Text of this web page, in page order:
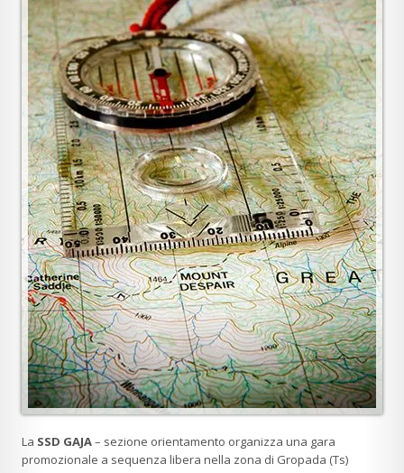
La SSD GAJA– sezione orientamento organizza una gara
promozionale a sequenza libera nella zona di Gropada (Ts)